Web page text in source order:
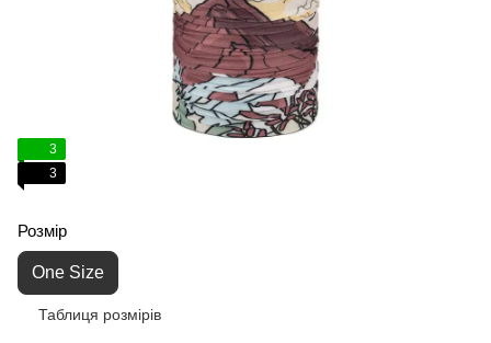
3
3
Розмір
One Size
Таблиця розмірів